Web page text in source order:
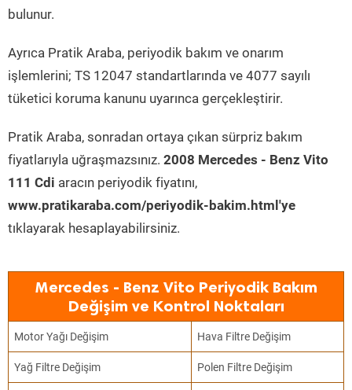
bulunur.
Ayrıca Pratik Araba, periyodik bakım ve onarım
işlemlerini; TS 12047 standartlarında ve 4077 sayılı
tüketici koruma kanunu uyarınca gerçekleştirir.
Pratik Araba, sonradan ortaya çıkan sürpriz bakım
fiyatlarıyla uğraşmazsınız. 2008 Mercedes - Benz Vito
111 Cdi aracın periyodik fiyatını,
www.pratikaraba.com/periyodik-bakim.html'ye
tıklayarak hesaplayabilirsiniz.
Mercedes - Benz Vito Periyodik Bakım
Değişim ve Kontrol Noktaları
Motor Yağı Değişim Hava Filtre Değişim
Yağ Filtre Değişim Polen Filtre Değişim